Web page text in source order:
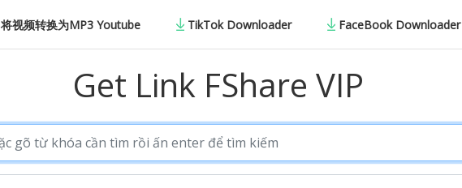
将视频转换为MP3 Youtube TikTok Downloader FaceBook Downloader
Get Link FShare VIP